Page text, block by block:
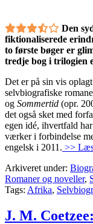
Den
fiktionaliserede
to første bøger er
tredje bog i trilogien
Det er på sin vis
selvbiografiske
og Sommertid (opr.
det også sket med
egen idé, ihvertfald
værker i forbindelse
engelsk i 2011. >>
Arkiveret under:
Romaner og noveller,
Tags: Afrika,
J. M.